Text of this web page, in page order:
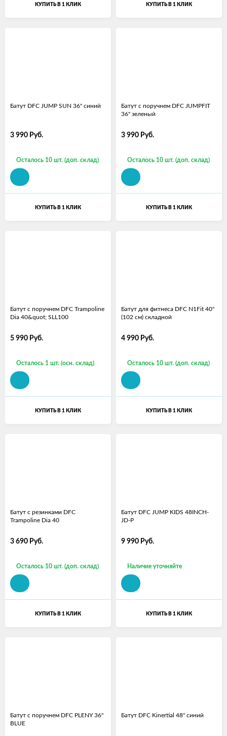
КУПИТЬ В 1 КЛИК КУПИТЬ В 1 КЛИК
Батут DFC JUMP SUN 36'' синий
3 990 Руб.
Осталось 10 шт. (доп. склад)
КУПИТЬ В 1 КЛИК
Батут с поручнем DFC JUMPFIT
36'' зеленый
3 990 Руб.
Осталось 10 шт. (доп. склад)
КУПИТЬ В 1 КЛИК
Батут с поручнем DFC Trampoline
Dia 40&quot; SLL100
5 990 Руб.
Осталось 1 шт. (осн. склад)
КУПИТЬ В 1 КЛИК
Батут для фитнеса DFC N1Fit 40''
(102 см) складной
4 990 Руб.
Осталось 10 шт. (доп. склад)
КУПИТЬ В 1 КЛИК
Батут с резинками DFC
Trampoline Dia 40
3 690 Руб.
Осталось 10 шт. (доп. склад)
КУПИТЬ В 1 КЛИК
Батут DFC JUMP KIDS 48INCH-
JD-P
9 990 Руб.
Наличие уточняйте
КУПИТЬ В 1 КЛИК
Батут с поручнем DFC PLENY 36"
BLUE
Батут DFC Kinertial 48'' синий